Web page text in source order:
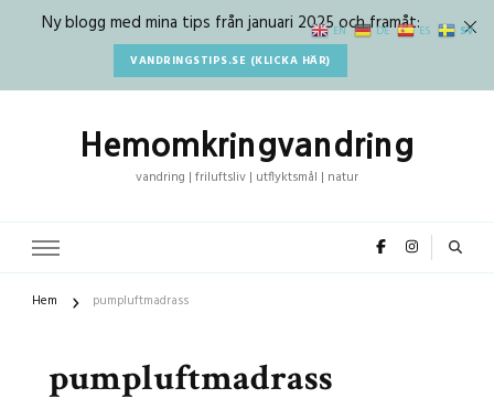
Ny blogg med mina tips från januari 2025 och framåt:
VANDRINGSTIPS.SE (KLICKA HÄR)
Hemomkringvandring
vandring | friluftsliv | utflyktsmål | natur
Hem pumpluftmadrass
pumpluftmadrass
EN DE ES SV